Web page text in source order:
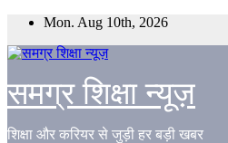
Skip
content
Mon. Aug 10th, 2026
समग्र शिक्षा न्यूज़
शिक्षा और करियर से जुड़ी हर बड़ी खबर